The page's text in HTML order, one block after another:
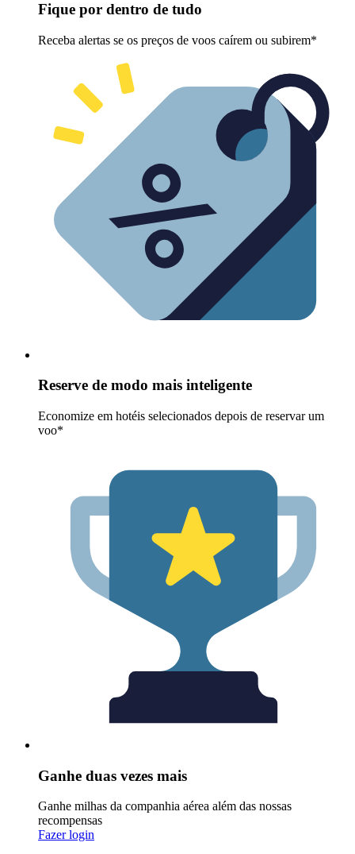
Fique por dentro de tudo
Receba alertas se os preços de voos caírem ou subirem*
Reserve de modo mais inteligente
Economize em hotéis selecionados depois de reservar um
voo*
Ganhe duas vezes mais
Ganhe milhas da companhia aérea além das nossas
recompensas
Fazer login